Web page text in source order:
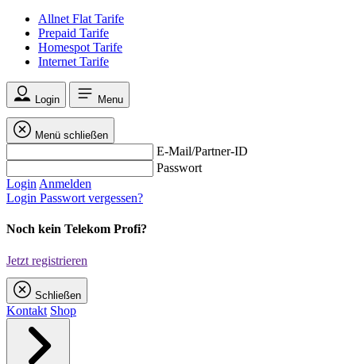
Allnet Flat Tarife
Prepaid Tarife
Homespot Tarife
Internet Tarife
Login Menu
Menü schließen
E-Mail/Partner-ID
Passwort
Login Anmelden
Login Passwort vergessen?
Noch kein Telekom Profi?
Jetzt registrieren
Schließen
Kontakt Shop